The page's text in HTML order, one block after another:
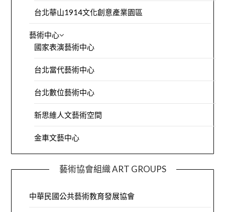
台北華山1914文化創意產業園區
藝術中心
國家表演藝術中心
台北當代藝術中心
台北數位藝術中心
新思維人文藝術空間
金車文藝中心
藝術協會組織 ART GROUPS
中華民國公共藝術教育發展協會